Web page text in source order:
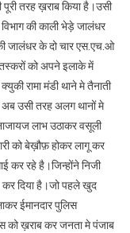
तरह ख़राब किया है।उसी
की काली भेड़े जालंधर
जालंधर के दो चार एस.एच.ओ
को अपने इलाके में
रामा मंडी थाने मे तैनाती
उसी तरह अलग थानों मे
लाभ उठाकर वसूली
को बेख़ौफ़ होकर लागू कर
कर रहे है।जिन्होंने निजी
कर दिया है।जो पहले खुद
ईमानदार पुलिस
को ख़राब कर जनता मे पंजाब